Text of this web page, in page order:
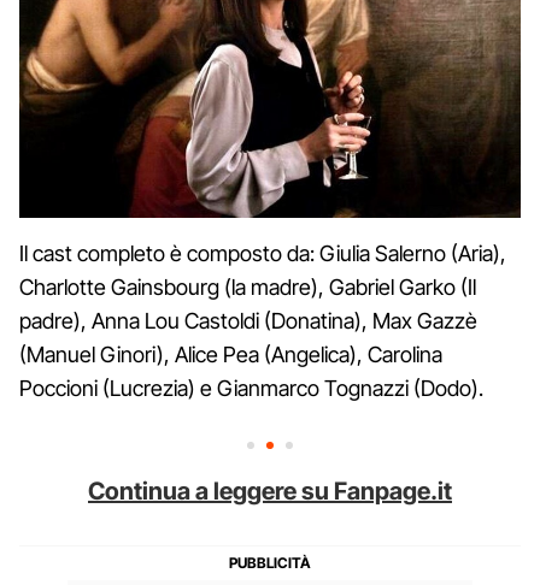
Il cast completo è composto da: Giulia Salerno (Aria),
Charlotte Gainsbourg (la madre), Gabriel Garko (Il
padre), Anna Lou Castoldi (Donatina), Max Gazzè
(Manuel Ginori), Alice Pea (Angelica), Carolina
Poccioni (Lucrezia) e Gianmarco Tognazzi (Dodo).
Continua a leggere su Fanpage.it